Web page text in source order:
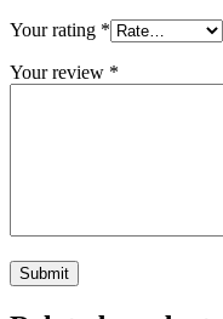
Your rating *
Your review *